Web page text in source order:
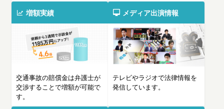
増額実績
交通事故の賠償金は弁護士が
交渉することで増額が可能で
す。
メディア出演情報
テレビやラジオで法律情報を
発信しています。